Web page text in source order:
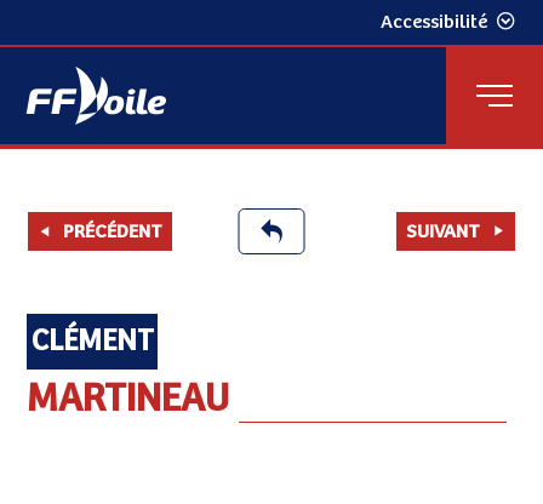
Accessibilité
PRÉCÉDENT SUIVANT
CLÉMENT
MARTINEAU